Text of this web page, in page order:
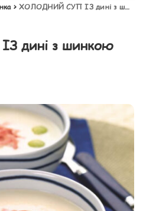
>ХОЛОДНИЙ СУП ІЗ дині з шинкою
дині з шинкою